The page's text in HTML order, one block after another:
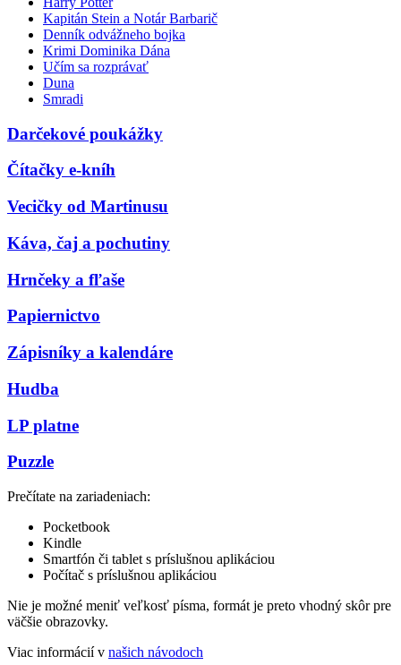
Kapitán Stein a Notár Barbarič
Denník odvážneho bojka
Krimi Dominika Dána
Učím sa rozprávať
Duna
Smradi
Darčekové poukážky
Čítačky e-kníh
Vecičky od Martinusu
Káva, čaj a pochutiny
Hrnčeky a fľaše
Papiernictvo
Zápisníky a kalendáre
Hudba
LP platne
Puzzle
Prečítate na zariadeniach:
Pocketbook
Kindle
Smartfón či tablet s príslušnou aplikáciou
Počítač s príslušnou aplikáciou
Nie je možné meniť veľkosť písma, formát je preto vhodný skôr pre
väčšie obrazovky.
Viac informácií v našich návodoch